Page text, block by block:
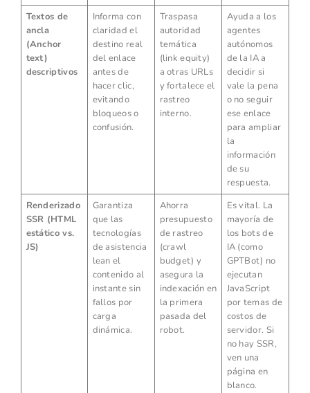
Textos de
ancla
(Anchor
text)
descriptivos
Informa con
claridad el
destino real
del enlace
antes de
hacer clic,
evitando
bloqueos o
confusión.
Traspasa
autoridad
temática
(link equity)
a otras URLs
y fortalece el
rastreo
interno.
Ayuda a los
agentes
autónomos
de la IA a
decidir si
vale la pena
o no seguir
ese enlace
para ampliar
la
información
de su
respuesta.
Renderizado
SSR (HTML
estático vs.
JS)
Garantiza
que las
tecnologías
de asistencia
lean el
contenido al
instante sin
fallos por
carga
dinámica.
Ahorra
presupuesto
de rastreo
(crawl
budget) y
asegura la
indexación en
la primera
pasada del
robot.
Es vital. La
mayoría de
los bots de
IA (como
GPTBot) no
ejecutan
JavaScript
por temas de
costos de
servidor. Si
no hay SSR,
ven una
página en
blanco.